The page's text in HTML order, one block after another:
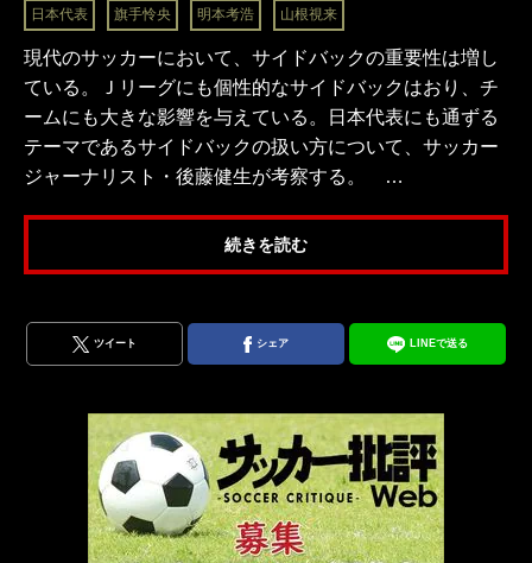
日本代表 旗手怜央 明本考浩 山根視来
現代のサッカーにおいて、サイドバックの重要性は増し
ている。Ｊリーグにも個性的なサイドバックはおり、チ
ームにも大きな影響を与えている。日本代表にも通ずる
テーマであるサイドバックの扱い方について、サッカー
ジャーナリスト・後藤健生が考察する。 …
続きを読む
ツイート シェア LINEで送る